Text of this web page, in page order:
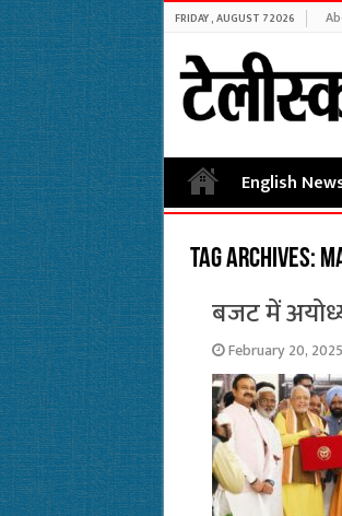
FRIDAY , AUGUST 7 2026
English
Tag Archives:
बजट में
February 20, 2025